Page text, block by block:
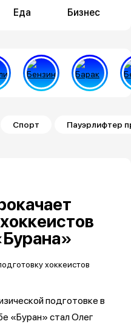
Еда Бизнес
Спорт Пауэрлифтер
подготовке в
«Буран» стал Олег